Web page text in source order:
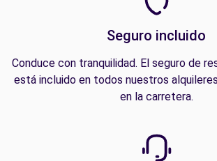
Seguro incluido
Conduce con tranquilidad. El seguro de
está incluido en todos nuestros
en la carretera.